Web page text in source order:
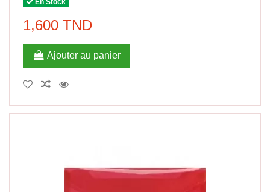
1,600 TND
Ajouter au panier